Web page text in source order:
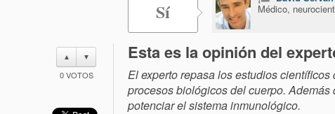
Sí
Médico,
▲ ▼
0VOTOS
Esta es la opinión del
El experto repasa los estudios
procesos biológicos del cuerpo.
potenciar el sistema inmunológico.